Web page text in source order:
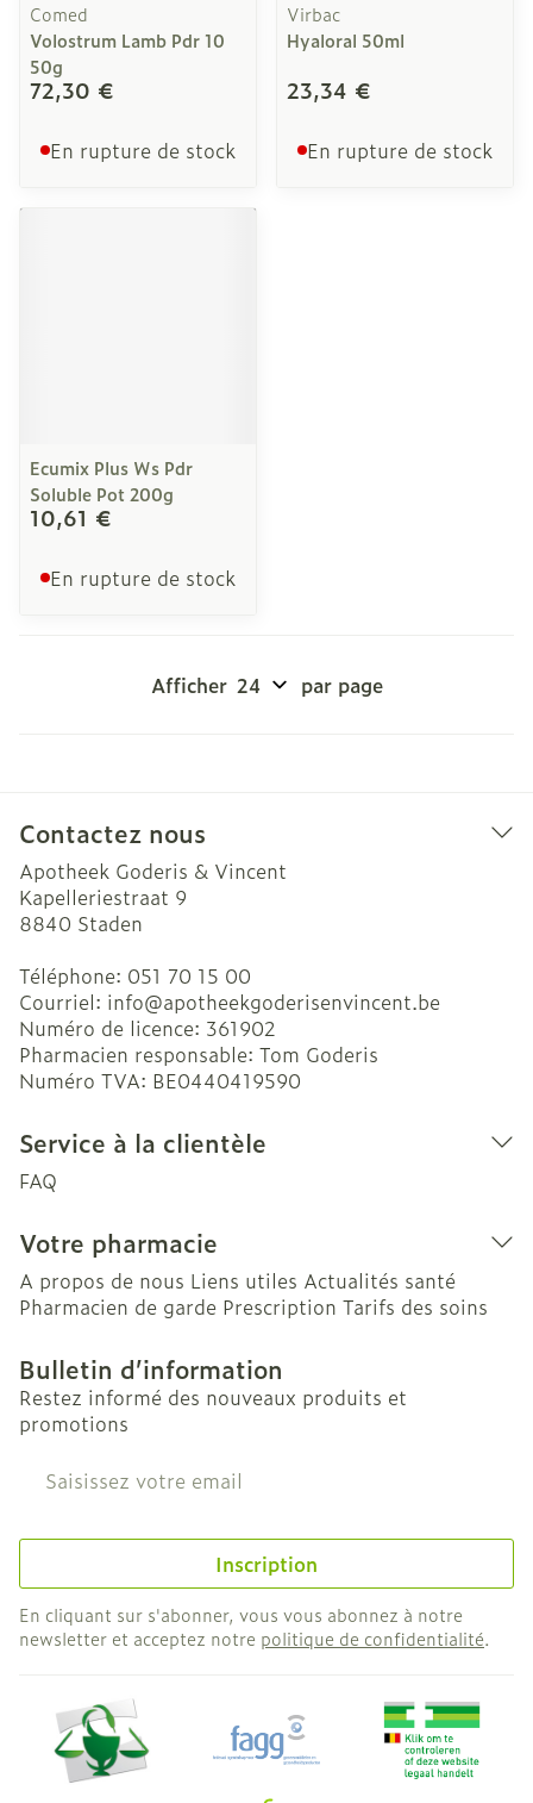
Comed
Volostrum Lamb Pdr 10
50g
72,30 €
En rupture de stock
Virbac
Hyaloral 50ml
23,34 €
En rupture de stock
Ecumix Plus Ws Pdr
Soluble Pot 200g
10,61 €
En rupture de stock
Afficher par page
Contactez nous
Apotheek Goderis & Vincent
Kapelleriestraat 9
8840 Staden
Téléphone: 051 70 15 00
Courriel: info@apotheekgoderisenvincent.be
Numéro de licence: 361902
Pharmacien responsable: Tom Goderis
Numéro TVA: BE0440419590
Service à la clientèle
FAQ
Votre pharmacie
A propos de nous Liens utiles Actualités santé
Pharmacien de garde Prescription Tarifs des soins
Bulletin d’information
Restez informé des nouveaux produits et
promotions
Adresse mail
Inscription
En cliquant sur s'abonner, vous vous abonnez à notre
newsletter et acceptez notre politique de confidentialité.